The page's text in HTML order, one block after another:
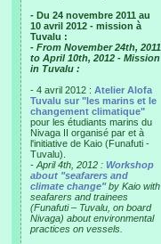
- Du 24 novembre 2011 au
10 avril 2012 - mission à
Tuvalu :
- From November 24th, 2011
to April 10th, 2012 - Mission
in Tuvalu :
- 4 avril 2012 : Atelier Alofa
Tuvalu sur "les marins et le
changement climatique"
pour les étudiants marins du
Nivaga II organisé par et à
l'initiative de Kaio (Funafuti -
Tuvalu).
- April 4th, 2012 : Workshop
about "seafarers and
climate change"by Kaio with
seafarers and trainees
(Funafuti – Tuvalu, on board
Nivaga) about environmental
practices on vessels.